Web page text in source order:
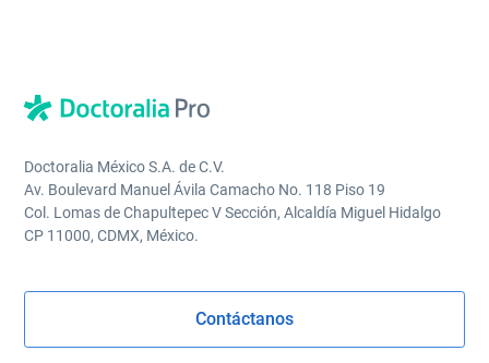
Doctoralia México S.A. de C.V.
Av. Boulevard Manuel Ávila Camacho No. 118 Piso 19
Col. Lomas de Chapultepec V Sección, Alcaldía Miguel Hidalgo
CP 11000, CDMX, México.
Contáctanos